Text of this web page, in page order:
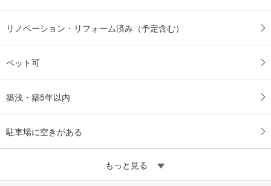
リノベーション・リフォーム済み（予定含む）
ペット可
築浅・築5年以内
駐車場に空きがある
もっと見る